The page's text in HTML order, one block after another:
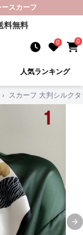
ースカーフ
料無料
0 0
人気ランキング
› スカーフ 大判シルク